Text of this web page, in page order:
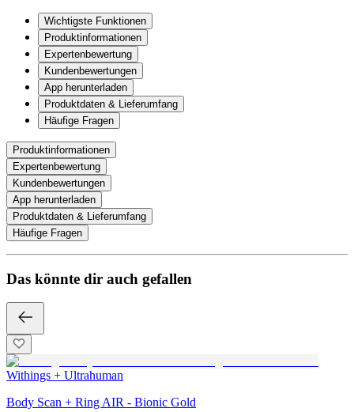
Wichtigste Funktionen
Produktinformationen
Expertenbewertung
Kundenbewertungen
App herunterladen
Produktdaten & Lieferumfang
Häufige Fragen
Produktinformationen
Expertenbewertung
Kundenbewertungen
App herunterladen
Produktdaten & Lieferumfang
Häufige Fragen
Das könnte dir auch gefallen
Withings + Ultrahuman
Body Scan + Ring AIR - Bionic Gold